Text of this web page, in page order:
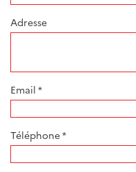
Adresse
Email *
Téléphone*